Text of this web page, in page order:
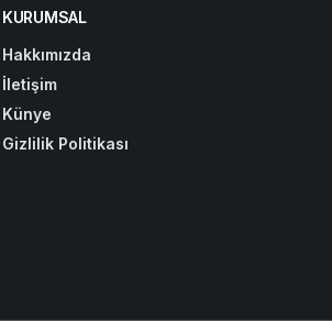
KURUMSAL
Hakkımızda
İletişim
Künye
Gizlilik Politikası